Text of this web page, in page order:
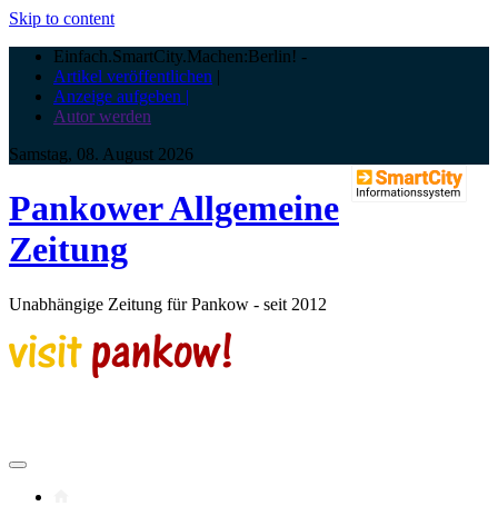
Skip to content
Einfach.SmartCity.Machen:Berlin! -
Artikel veröffentlichen |
Anzeige aufgeben |
Autor werden
Samstag, 08. August 2026
Pankower Allgemeine
Zeitung
Unabhängige Zeitung für Pankow - seit 2012